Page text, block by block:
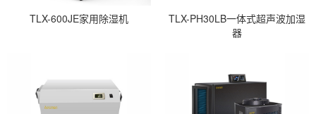
TLX-600JE家用除湿机
TLX-PH30LB一体式超声波加湿
器